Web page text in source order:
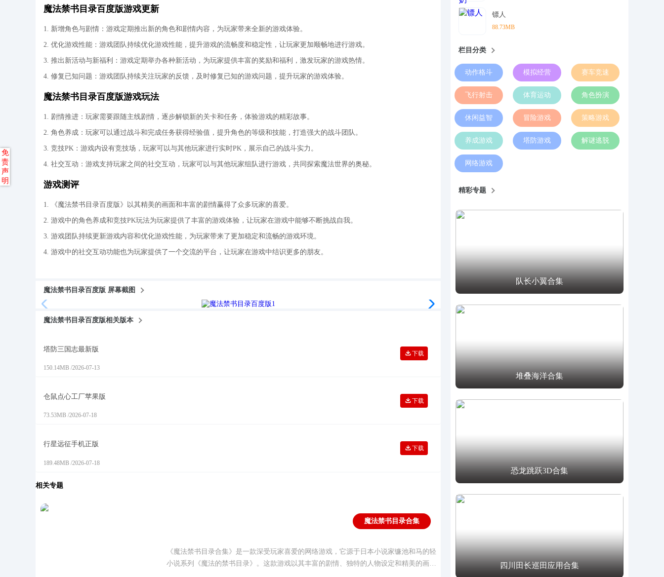
魔法禁书目录百度版游戏更新
1. 新增角色与剧情：游戏定期推出新的角色和剧情内容，为玩家带来全新的游戏体验。
2. 优化游戏性能：游戏团队持续优化游戏性能，提升游戏的流畅度和稳定性，让玩家更加顺畅地进行游戏。
3. 推出新活动与新福利：游戏定期举办各种新活动，为玩家提供丰富的奖励和福利，激发玩家的游戏热情。
4. 修复已知问题：游戏团队持续关注玩家的反馈，及时修复已知的游戏问题，提升玩家的游戏体验。
魔法禁书目录百度版游戏玩法
1. 剧情推进：玩家需要跟随主线剧情，逐步解锁新的关卡和任务，体验游戏的精彩故事。
2. 角色养成：玩家可以通过战斗和完成任务获得经验值，提升角色的等级和技能，打造强大的战斗团队。
3. 竞技PK：游戏内设有竞技场，玩家可以与其他玩家进行实时PK，展示自己的战斗实力。
4. 社交互动：游戏支持玩家之间的社交互动，玩家可以与其他玩家组队进行游戏，共同探索魔法世界的奥秘。
游戏测评
1. 《魔法禁书目录百度版》以其精美的画面和丰富的剧情赢得了众多玩家的喜爱。
2. 游戏中的角色养成和竞技PK玩法为玩家提供了丰富的游戏体验，让玩家在游戏中能够不断挑战自我。
3. 游戏团队持续更新游戏内容和优化游戏性能，为玩家带来了更加稳定和流畅的游戏环境。
4. 游戏中的社交互动功能也为玩家提供了一个交流的平台，让玩家在游戏中结识更多的朋友。
魔法禁书目录百度版 屏幕截图
魔法禁书目录百度版相关版本
塔防三国志最新版
150.14MB /2026-07-13
下载
仓鼠点心工厂苹果版
73.53MB /2026-07-18
下载
行星远征手机正版
189.48MB /2026-07-18
下载
相关专题
魔法禁书目录合集
《魔法禁书目录合集》是一款深受玩家喜爱的网络游戏，它源于日本小说家镰池和马的轻
小说系列《魔法的禁书目录》。这款游戏以其丰富的剧情、独特的人物设定和精美的画
镖人
88.73MB
栏目分类
动作格斗 模拟经营 赛车竞速
飞行射击 体育运动 角色扮演
休闲益智 冒险游戏 策略游戏
养成游戏 塔防游戏 解谜逃脱
网络游戏
精彩专题
队长小翼合集
堆叠海洋合集
恐龙跳跃3D合集
四川田长巡田应用合集
免
责
声
明